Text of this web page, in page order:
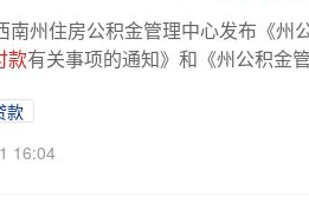
南州住房公积金管理中心发布《
款有关事项的通知》和《州公积金
款
16:04